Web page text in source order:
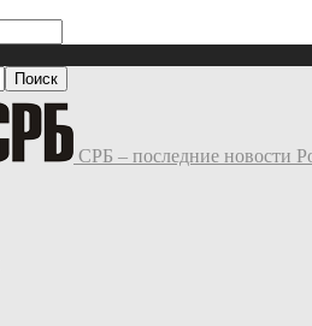
СРБ – последние новости